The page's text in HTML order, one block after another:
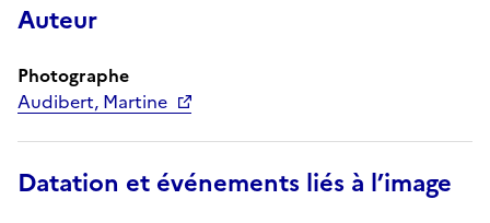
Auteur
Photographe
Audibert, Martine
Datation et événements liés à l’image